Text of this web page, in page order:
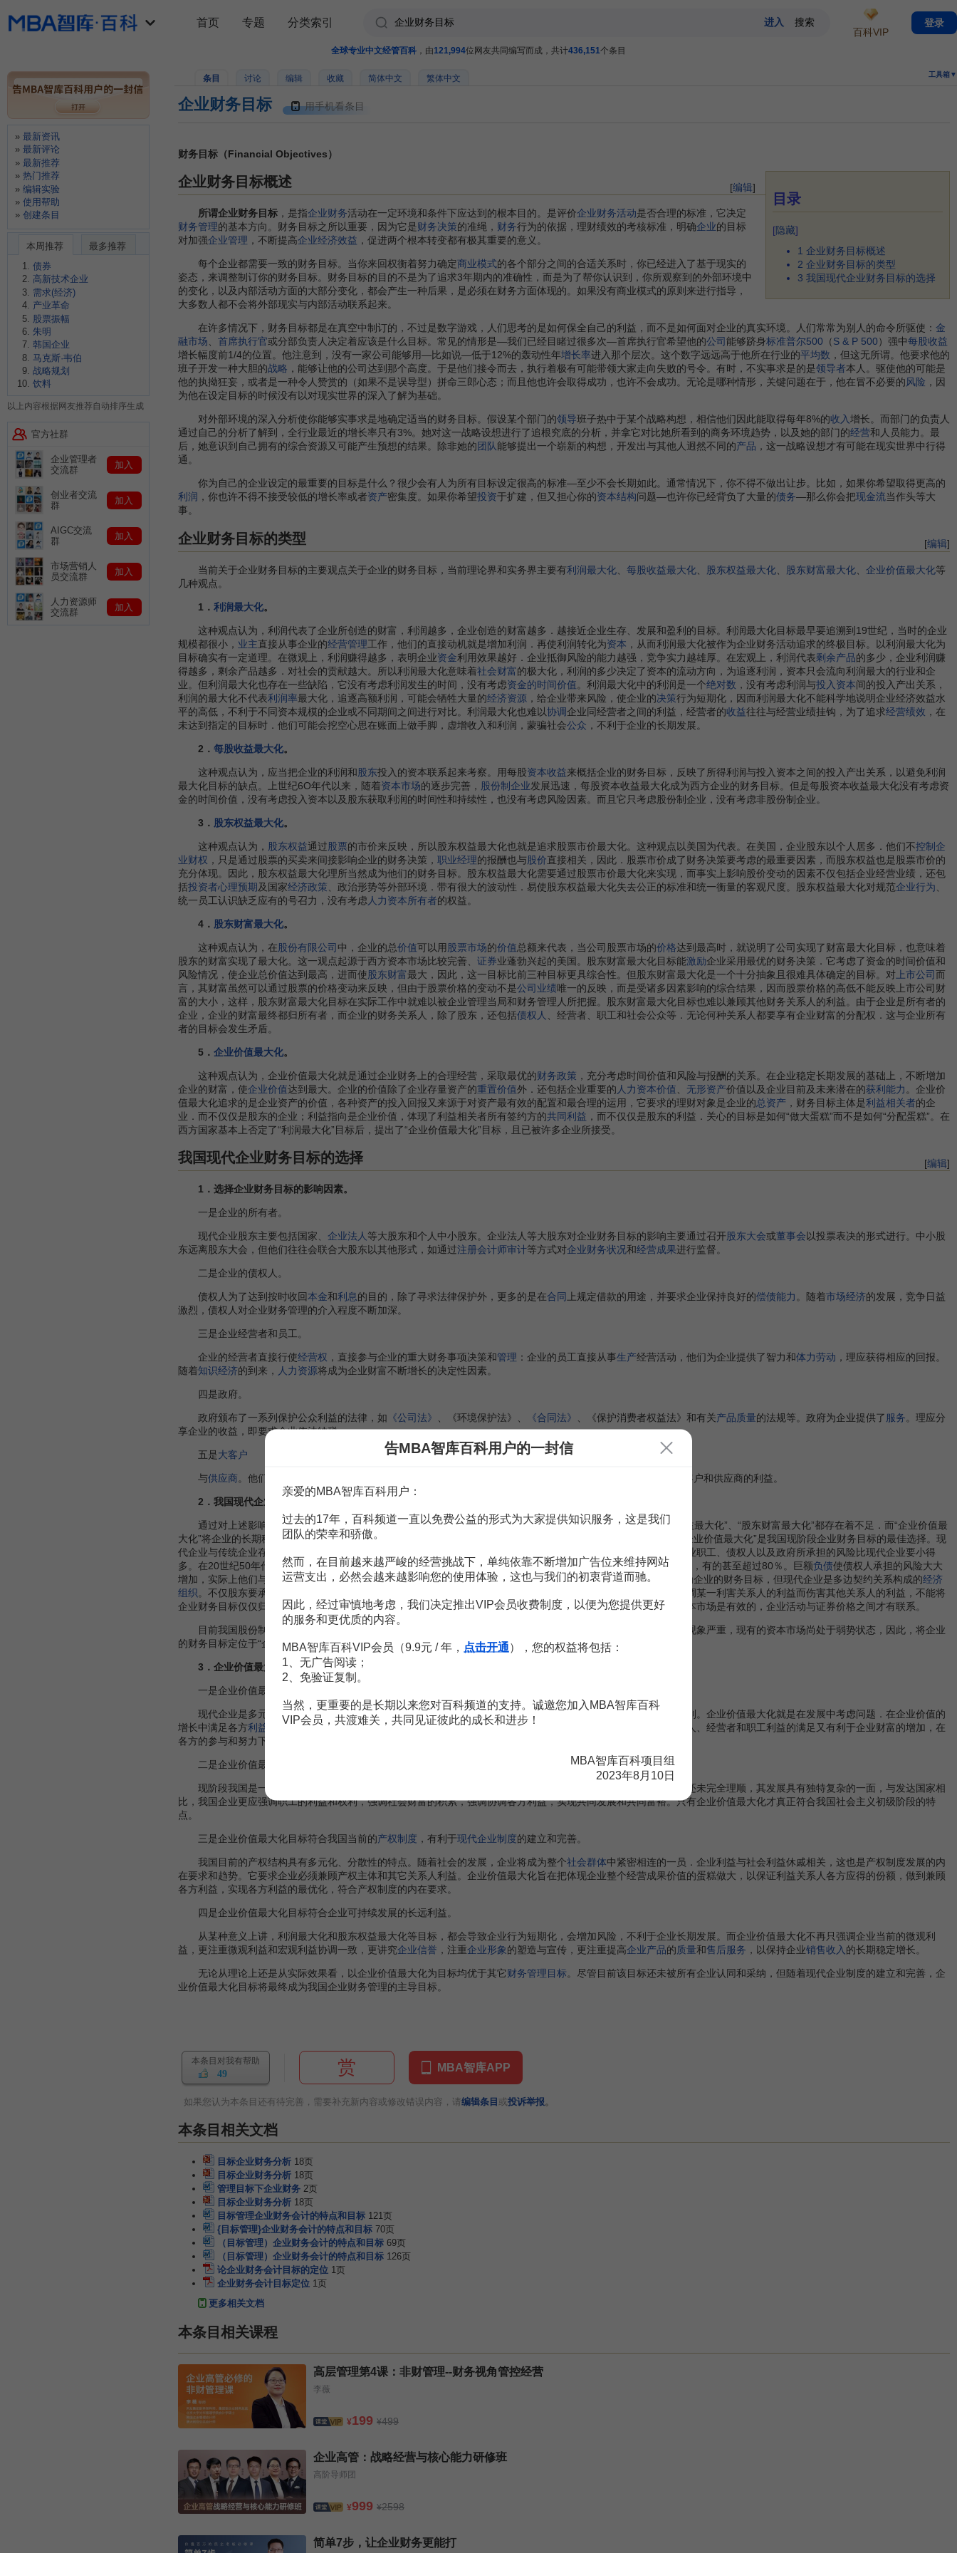
全球专业中文经管百科 ，由121,994位网友共同编写而成，共计436,151个条目
条目 讨论 编辑 收藏 简体中文 繁体中文 工具箱▼
企业财务目标 用手机看条目
财务目标（Financial Objectives）
目录
[隐藏]
1 企业财务目标概述
2 企业财务目标的类型
3 我国现代企业财务目标的选择
[编辑]
企业财务目标概述
所谓企业财务目标 ，是指企业财务活动在一定环境和条件下应达到的根本目的。是评价企业财务活动是否合理的标准，它决定
财务管理的基本方向。财务目标之所以重要，因为它是财务决策的准绳， 财务行为的依据，理财绩效的考核标准，明确企业的目标
对加强企业管理 ，不断提高企业经济效益 ，促进两个根本转变都有极其重要的意义。
每个企业都需要一致的财务目标。当你来回权衡着努力确定商业模式的各个部分之间的合适关系时，你已经进入了基于现实的
姿态，来调整制订你的财务目标。财务目标的目的不是为了追求3年期内的准确性，而是为了帮你认识到，你所观察到的外部环境中
的变化，以及内部活动方面的大部分变化，都会产生一种后果，是必须在财务方面体现的。如果没有商业模式的原则来进行指导，
大多数人都不会将外部现实与内部活动联系起来。
在许多情况下，财务目标都是在真空中制订的，不过是数字游戏，人们思考的是如何保全自己的利益，而不是如何面对企业的真实环境。人们常常为别人的命令所驱使： 金
融市场、 首席执行官或分部负责人决定着应该是什么目标。常见的情形是—我们已经目睹过很多次—首席执行官希望他的公司能够跻身标准普尔500 （S & P 500）强中每股收益
增长幅度前1/4的位置。他注意到，没有一家公司能够用—比如说—低于12%的轰动性年增长率进入那个层次。这个数字远远高于他所在行业的平均数 ，但这无所谓。他要求他的
班子开发一种大胆的战略 ，能够让他的公司达到那个高度。于是他们接令而去，执行着极有可能带领大家走向失败的号令。有时，不实事求是的是领导者本人。驱使他的可能是
他的执拗狂妄，或者是一种令人赞赏的（如果不是误导型）拼命三郎心态；而且他也许会取得成功，也许不会成功。无论是哪种情形，关键问题在于，他在冒不必要的风险 ，因
为他在设定目标的时候没有以对现实世界的深入了解为基础。
对外部环境的深入分析使你能够实事求是地确定适当的财务目标。假设某个部门的领导班子热中于某个战略构想，相信他们因此能取得每年8%的收入增长。而部门的负责人
通过自己的分析了解到，全行业最近的增长率只有3%。她对这一战略设想进行了追根究底的分析，并拿它对比她所看到的商务环境趋势，以及她的部门的经营和人员能力。最
后，她意识到自己拥有的综合资源又可能产生预想的结果。除非她的团队能够提出一个崭新的构想，开发出与其他人迥然不同的产品 ，这一战略设想才有可能在现实世界中行得
通。
你为自己的企业设定的最重要的目标是什么？很少会有人为所有目标设定很高的标准—至少不会长期如此。通常情况下，你不得不做出让步。比如，如果你希望取得更高的
利润 ，你也许不得不接受较低的增长率或者资产密集度。如果你希望投资于扩建，但又担心你的资本结构问题—也许你已经背负了大量的债务—那么你会把现金流当作头等大
事。
[编辑]
企业财务目标的类型
当前关于企业财务目标的主要观点关于企业的财务目标，当前理论界和实务界主要有利润最大化 每股收益最大化 股东权益最大化 股东财富最大化 企业价值最大化等
几种观点。
1． 利润最大化。
这种观点认为，利润代表了企业所创造的财富，利润越多，企业创造的财富越多．越接近企业生存、发展和盈利的目标。利润最大化目标最早要追溯到19世纪，当时的企业
规模都很小， 业主直接从事企业的经营管理工作，他们的直接动机就是增加利润．再使利润转化为资本 ，从而利润最大化被作为企业财务活动追求的终极目标。以利润最大化为
目标确实有一定道理。在微观上，利润赚得越多，表明企业资金利用效果越好．企业抵御风险的能力越强，竞争实力越雄厚。在宏观上，利润代表剩余产品的多少，企业利润赚
得越多，剩余产品越多．对社会的贡献越大。所以利润最大化意味着社会财富的极大化，利润的多少决定了资本的流动方向，为追逐利润，资本只会流向利润最大的行业和企
业。但利润最大化也存在一些缺陷，它没有考虑利润发生的时间，没有考虑资金的时间价值。利润最大化中的利润是一个绝对数 ，没有考虑利润与投入资本间的投入产出关系，
利润的最大化不代表利润率最大化，追逐高额利润，可能会牺牲大量的经济资源 ，给企业带来风险，使企业的决策行为短期化，因而利润最大化不能科学地说明企业经济效益水
平的高低，不利于不同资本规模的企业或不同期间之间进行对比。利润最大化也难以协调企业同经营者之间的利益，经营者的收益往往与经营业绩挂钩，为了追求经营绩效 ，在
未达到指定的目标时．他们可能会挖空心思在账面上做手脚，虚增收入和利润，蒙骗社会公众 ，不利于企业的长期发展。
2． 每股收益最大化。
这种观点认为，应当把企业的利润和 股东投入的资本联系起来考察。用每股资本收益来概括企业的财务目标，反映了所得利润与投入资本之间的投入产出关系，以避免利润
最大化目标的缺点。上世纪6O年代以来，随着资本市场的逐步完善， 股份制企业发展迅速，每股资本收益最大化成为西方企业的财务目标。但是每股资本收益最大化没有考虑资
金的时间价值，没有考虑投入资本以及股东获取利润的时间性和持续性，也没有考虑风险因素。而且它只考虑股份制企业，没有考虑非股份制企业。
3． 股东权益最大化。
这种观点认为， 股东权益通过 股票的市价来反映，所以股东权益最大化也就是追求股票市价最大化。这种观点以美国为代表。在美国，企业股东以个人居多．他们不控制 企
业财权 ，只是通过股票的买卖来间接影响企业的财务决策， 职业经理的报酬也与股价直接相关，因此．股票市价成了财务决策要考虑的最重要因素，而股东权益也是股票市价的
充分体现。因此，股东权益最大化理所当然成为他们的财务目标。股东权益最大化需要通过股票市价最大化来实现，而事实上影响股价变动的因素不仅包括企业经营业绩，还包
括投资者心理预期及国家经济政策 、政治形势等外部环境．带有很大的波动性．易使股东权益最大化失去公正的标准和统一衡量的客观尺度。股东权益最大化对规范企业行为
统一员工认识缺乏应有的号召力，没有考虑 人力资本所有者的权益。
4． 股东财富最大化。
这种观点认为，在 股份有限公司 中，企业的总价值可以用 股票市场的价值总额来代表，当公司股票市场的价格达到最高时，就说明了公司实现了财富最大化目标，也意味着
股东的财富实现了最大化。这一观点起源于西方资本市场比较完善、 证券业蓬勃兴起的美国。股东财富最大化目标能激励企业采用最优的财务决策．它考虑了资金的时间价值和
风险情况，使企业总价值达到最高，进而使 股东财富最大，因此，这一目标比前三种目标更具综合性。但股东财富最大化是一个十分抽象且很难具体确定的目标。对 上市公司而
言，其财富虽然可以通过股票的价格变动来反映，但由于股票价格的变动不是公司业绩唯一的反映，而是受诸多因素影响的综合结果，因而股票价格的高低不能反映上市公司财
富的大小，这样，股东财富最大化目标在实际工作中就难以被企业管理当局和财务管理人所把握。股东财富最大化目标也难以兼顾其他财务关系人的利益。由于企业是所有者的
企业，企业的财富最终都归所有者，而企业的财务关系人，除了股东，还包括债权人
、经营者、职工和社会公众等．无论何种关系人都要享有企业财富的分配权．这与企业所有
者的目标会发生矛盾。
5． 企业价值最大化。
这种观点认为，企业价值最大化就是通过企业财务上的合理经营，采取最优的财务政策 ，充分考虑时间价值和风险与报酬的关系。在企业稳定长期发展的基础上，不断增加
企业的财富，使企业价值达到最大。企业的价值除了企业存量资产的重置价值外．还包括企业重要的 人力资本价值 无形资产价值以及企业目前及未来潜在的获利能力 。企业价
值最大化追求的是企业资产的价值，各种资产的投入回报又来源于对资产最有效的配置和最合理的运用，它要求的理财对象是企业的总资产 ，财务目标主体是利益相关者的企
业．而不仅仅是股东的企业；利益指向是企业价值，体现了利益相关者所有签约方的共同利益 ，而不仅仅是股东的利益．关心的目标是如何“做大蛋糕”而不是如何“分配蛋糕”。在
西方国家基本上否定了“利润最大化”目标后，提出了“企业价值最大化”目标，且已被许多企业所接受。
[编辑]
我国现代企业财务目标的选择
1．选择企业财务目标的影响因素。
一是企业的所有者。
现代企业股东主要包括国家、 企业法人等大股东和个人中小股东。企业法人等大股东对企业财务目标的影响主要通过召开股东大会或董事会以投票表决的形式进行。中小股
东远离股东大会，但他们往往会联合大股东以其他形式，如通过注册会计师审计等方式对企业财务状况和经营成果进行监督。
二是企业的债权人。
债权人为了达到按时收回本金和利息的目的，除了寻求法律保护外，更多的是在合同 上规定借款的用途，并要求企业保持良好的偿债能力。随着市场经济的发展，竞争日益
激烈，债权人对企业财务管理的介入程度不断加深。
三是企业经营者和员工。
企业的经营者直接行使经营权 ，直接参与企业的重大财务事项决策和管理 ：企业的员工直接从事生产经营活动，他们为企业提供了智力和体力劳动 ，理应获得相应的回报。
随着知识经济的到来， 人力资源将成为企业财富不断增长的决定性因素。
四是政府。
政府颁布了一系列保护公众利益的法律，如 《公司法》 、《环境保护法》、 《合同法》 、《保护消费者权益法》和有关产品质量的法规等。政府为企业提供了服务。理应分
享企业的收益，即要求企业依法纳税。
五是大客户
与供应商。他们为企业提供了较为稳定的“ ”，企业不能漠视他们的利益，确定财务目标时要充分考虑大客户和供应商的利益。
2．我国现代企业财务目标的选择。
通过对上述影响我国财务目标制定的利害关系人因素的分析，考虑到“利润最大化”、“每股权益最大化”、“股东权益最大化”、“股东财富最大化”都存在着不足．而“企业价值最
大化”将企业的长期稳定发展摆在首位。强调在企业价值增长中考虑各
．因而“企业价值最大化”是我国现阶段企业财务目标的最佳选择。现
代企业与传统企业存在很大差异。传统企业的股东承担了企业的
。企业职工、债权人以及政府所承担的风险比现代企业要小得
多。在20世纪50年代以前，企业的资产负债率很低，一般不超过50％。而现代的企业资产负债率较高，一般超过60％，有的甚至超过80％。巨额负债使债权人承担的风险大大
增加，实际上他们与股东承担着共同的风险。传统思路考虑财务目标时更多考虑股东利益，选择“股东财富最大化”作为企业的财务目标，但现代企业是多边契约关系构成的经济
组织。不仅股东要承担相当大的风险，而且职工、债权人、政府和相关利益者也要承担很大风险。因此，企业不能强调某一利害关系人的利益而伤害其他关系人的利益，不能将
企业财务目标仅仅归结为某一利害关系人的目标。另外，股东财富最大化要求资本市场必须是有效的，因为只有当资本市场是有效的，企业活动与证券价格之间才有联系。
目前我国股份制企业还不具有普遍性，上市公司的比例还较小，
炒作现象严重，现有的资本市场尚处于弱势状态，因此，将企业
的财务目标定位于“企业价值最大化”更加恰当，更具有现实意义。
3．企业价值最大化目标的评价。
一是企业价值最大化目标在协调各相关者利益的同时．最大程度地实现了股东的利益。
现代企业是多元化的企业，股东、债权人、经营者和一般职工都有着自身利益，共同参与构成企业的利益均衡体制。企业价值最大化就是在发展中考虑问题．在企业价值的
增长中满足各方利益关系 。当企业的财富增加后。股东、债权人、经营者和职工的利益都会增加，同时，股东、债权人、经营者和职工利益的满足又有利于企业财富的增加，在
各方的参与和努力下，实现了财务管理的良性环循。使得股东利益得到了最大程度的满足。
二是企业价值最大化目标更符合我国的国情。
现阶段我国是一个以社会主义为政治制度、以市场经济为
还未完全理顺，其发展具有独特复杂的一面，与发达国家相
比，我国企业更应强调职工的利益和权利，强调社会财富的积累，强调协调各方利益，实现共同发展和共同富裕。只有企业价值最大化才真正符合我国社会主义初级阶段的特
点。
三是企业价值最大化目标符合我国当前的产权制度 ，有利于现代企业制度的建立和完善。
我国目前的产权结构具有多元化、分散性的特点。随着社会的发展，企业将成为整个社会群体中紧密相连的一员．企业利益与社会利益休戚相关，这也是产权制度发展的内
在要求和趋势。它要求企业必须兼顾产权主体和其它关系人利益。企业价值最大化旨在把体现企业整个经营成果价值的蛋糕做大，以保证利益关系人各方应得的份额，做到兼顾
各方利益，实现各方利益的最优化，符合产权制度的内在要求。
四是企业价值最大化目标符合企业可持续发展的长远利益。
从某种意义上讲，利润最大化和股东权益最大化等目标，都会导致企业行为短期化，会增加风险，不利于企业长期发展。而企业价值最大化不再只强调企业当前的微观利
益，更注重微观利益和宏观利益协调一致，更讲究企业信誉 ，注重企业形象的塑造与宣传，更注重提高企业产品的质量和售后服务 ，以保持企业销售收入的长期稳定增长。
无论从理论上还是从实际效果看，以企业价值最大化为目标均优于其它财务管理目标。尽管目前该目标还未被所有企业认同和采纳，但随着现代企业制度的建立和完善，企
业价值最大化目标将最终成为我国企业财务管理的主导目标。
本条目对我有帮助
49 赏 MBA智库APP
如果您认为本条目还有待完善，需要补充新内容或修改错误内容，请 编辑条目 或投诉举报。
本条目相关文档
目标企业财务分析 18页
目标企业财务分析 18页
管理目标下企业财务 2页
目标企业财务分析 18页
目标管理企业财务会计的特点和目标 121页
{目标管理}企业财务会计的特点和目标 70页
（目标管理）企业财务会计的特点和目标 69页
（目标管理）企业财务会计的特点和目标 126页
论企业财务会计目标的定位 1页
企业财务会计目标定位 1页
更多相关文档
本条目相关课程
高层管理第4课：非财管理--财务视角管控经营
李薇
¥199 ¥499
企业高管：战略经营与核心能力研修班
高阶导师团
¥999 ¥2598
简单7步，让企业财务更能打
首页 专题 分类索引
百科VIP
登录
最新资讯
最新评论
最新推荐
热门推荐
编辑实验
使用帮助
创建条目
本周推荐
最多推荐
债券
高新技术企业
需求(经济)
产业革命
股票振幅
朱明
韩国企业
马克斯·韦伯
战略规划
饮料
以上内容根据网友推荐自动排序生成
官方社群
企业管理者
交流群
加入
创业者交流
群
加入
AIGC交流
群
加入
市场营销人
员交流群
加入
人力资源师
交流群
加入
告MBA智库百科用户的一封信
亲爱的MBA智库百科用户：
过去的17年，百科频道一直以免费公益的形式为大家提供知识服务，这是我们
团队的荣幸和骄傲。
然而，在目前越来越严峻的经营挑战下，单纯依靠不断增加广告位来维持网站
运营支出，必然会越来越影响您的使用体验，这也与我们的初衷背道而驰。
因此，经过审慎地考虑，我们决定推出VIP会员收费制度，以便为您提供更好
的服务和更优质的内容。
MBA智库百科VIP会员（9.9元 / 年， 点击开通），您的权益将包括：
1、无广告阅读；
2、免验证复制。
当然，更重要的是长期以来您对百科频道的支持。诚邀您加入MBA智库百科
VIP会员，共渡难关，共同见证彼此的成长和进步！
MBA智库百科项目组
2023年8月10日